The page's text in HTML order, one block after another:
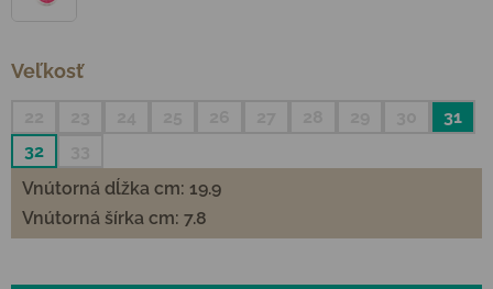
Veľkosť
31
32
Vnútorná dĺžka cm: 19.9
Vnútorná šírka cm: 7.8